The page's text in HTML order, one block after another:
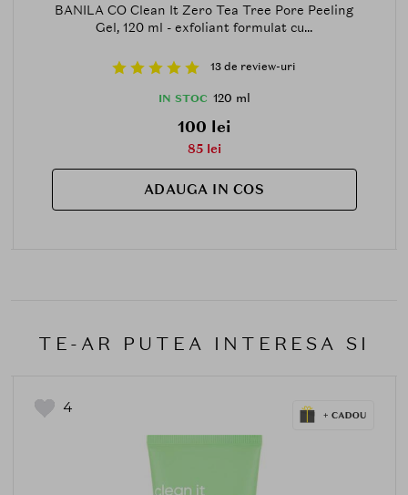
BANILA CO Clean It Zero Tea Tree Pore Peeling
Gel, 120 ml - exfoliant formulat cu...
13 de review-uri
IN STOC 120 ml
100 lei
85 lei
ADAUGA IN COS
TE-AR PUTEA INTERESA SI
4